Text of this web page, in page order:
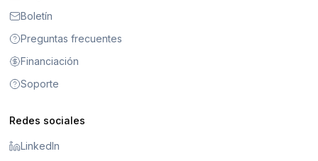
Boletín
Preguntas frecuentes
Financiación
Soporte
Redes sociales
LinkedIn